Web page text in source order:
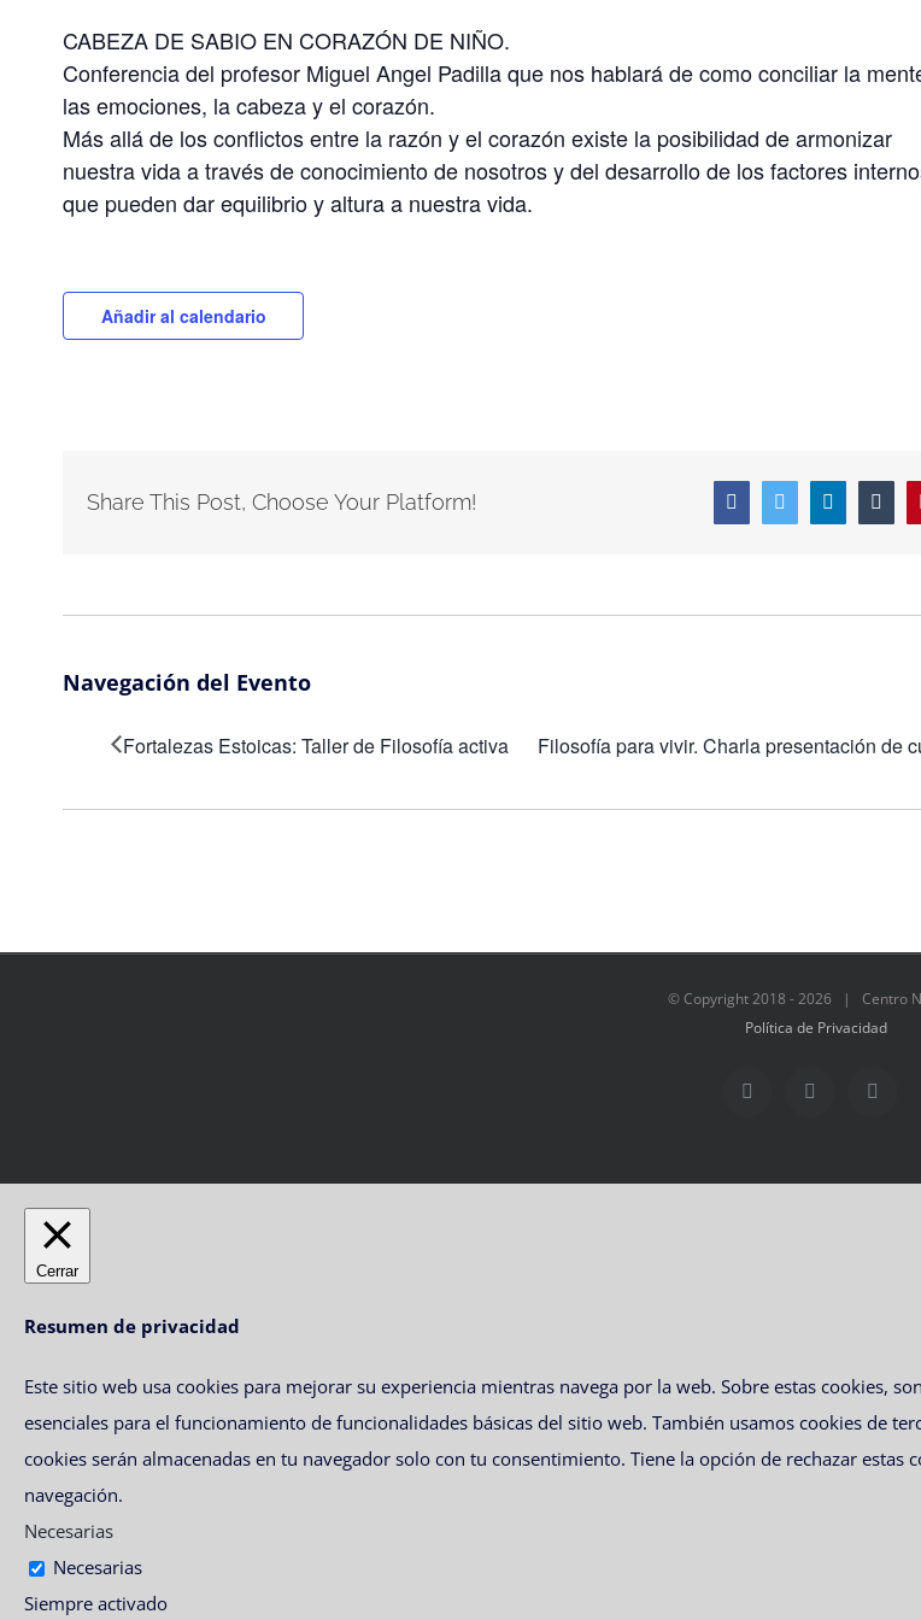
CABEZA DE SABIO EN CORAZÓN DE NIÑO.
Conferencia del profesor Miguel Angel Padilla que nos hablará de como conciliar la
las emociones, la cabeza y el corazón.
Más allá de los conflictos entre la razón y el corazón existe la posibilidad de armonizar
nuestra vida a través de conocimiento de nosotros y del desarrollo de los factores
que pueden dar equilibrio y altura a nuestra vida.
Añadir al calendario
Share This Post, Choose Your Platform! FacebookTwitter LinkedIn
Navegación del Evento
Fortalezas Estoicas: Taller de Filosofía activa Filosofía para vivir. Charla presentación de
© Copyright 2018 -2026 | Centro
Política de Privacidad
Facebook Twitter
Cerrar
Resumen de privacidad
Este sitio web usa cookies para mejorar su experiencia mientras navega por la web. Sobre estas cookies,
esenciales para el funcionamiento de funcionalidades básicas del sitio web. También usamos cookies de
cookies serán almacenadas en tu navegador solo con tu consentimiento. Tiene la opción de rechazar estas
navegación.
Necesarias
Necesarias
Siempre activado